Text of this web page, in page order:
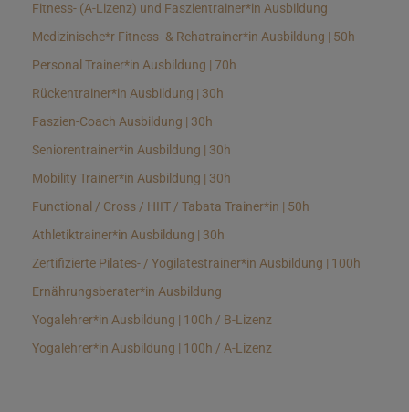
Fitness- (A-Lizenz) und Faszientrainer*in Ausbildung
Medizinische*r Fitness- & Rehatrainer*in Ausbildung | 50h
Personal Trainer*in Ausbildung | 70h
Rückentrainer*in Ausbildung | 30h
Faszien-Coach Ausbildung | 30h
Seniorentrainer*in Ausbildung | 30h
Mobility Trainer*in Ausbildung | 30h
Functional / Cross / HIIT / Tabata Trainer*in | 50h
Athletiktrainer*in Ausbildung | 30h
Zertifizierte Pilates- / Yogilatestrainer*in Ausbildung | 100h
Ernährungsberater*in Ausbildung
Yogalehrer*in Ausbildung | 100h / B-Lizenz
Yogalehrer*in Ausbildung | 100h / A-Lizenz